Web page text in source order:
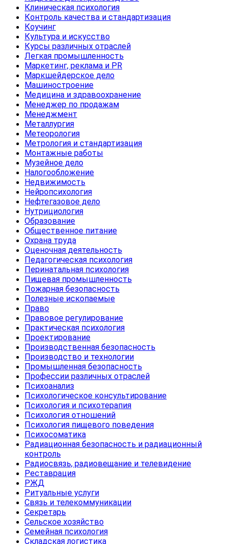
Клиническая психология
Контроль качества и стандартизация
Коучинг
Культура и искусство
Курсы различных отраслей
Легкая промышленность
Маркетинг, реклама и PR
Маркшейдерское дело
Машиностроение
Медицина и здравоохранение
Менеджер по продажам
Менеджмент
Металлургия
Метеорология
Метрология и стандартизация
Монтажные работы
Музейное дело
Налогообложение
Недвижимость
Нейропсихология
Нефтегазовое дело
Нутрициология
Образование
Общественное питание
Охрана труда
Оценочная деятельность
Педагогическая психология
Перинатальная психология
Пищевая промышленность
Пожарная безопасность
Полезные ископаемые
Право
Правовое регулирование
Практическая психология
Проектирование
Производственная безопасность
Производство и технологии
Промышленная безопасность
Профессии различных отраслей
Психоанализ
Психологическое консультирование
Психология и психотерапия
Психология отношений
Психология пищевого поведения
Психосоматика
Радиационная безопасность и радиационный
контроль
Радиосвязь, радиовещание и телевидение
Реставрация
РЖД
Ритуальные услуги
Связь и телекоммуникации
Секретарь
Сельское хозяйство
Семейная психология
Складская логистика